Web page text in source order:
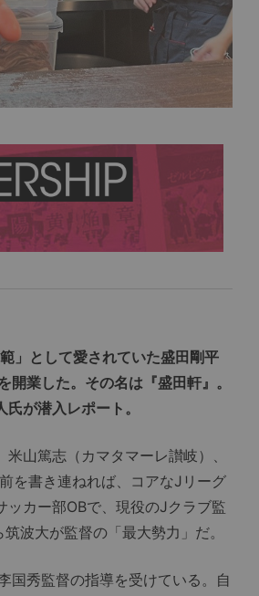
」として愛されていた盛田剛平
業した。その名は『盛田軒』。
が潜入レポート。
山篤志（カマタマーレ讃岐）、
を書き連ねれば、コアなJリーグ
カー部OBで、現役のJクラブ監
波大が監督の「最大勢力」だ。
国秀監督の指導を受けている。自